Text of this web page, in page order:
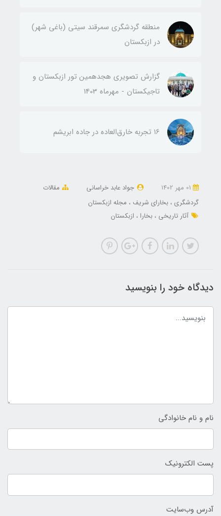
منطقه گردشگری سمرقند سیتی (باغی شهر)
در ازبکستان
گزارش تصویری هجدهمین تور ازبکستان و
تاجیکستان - مهرماه 1403
۱6 تجربه خارق‌العاده در جاده ابریشم
جواد عابد خراسانی
مقالات
گردشگری بخارای شریف
مجله ازبکستان
آثار تاریخی
بخارا ازبکستان
دیدگاه خود را بنویسید
نام و نام خانوادگی
پست الکترونیک
آدرس وب‌سایت